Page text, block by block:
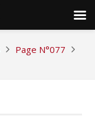
Page N°077